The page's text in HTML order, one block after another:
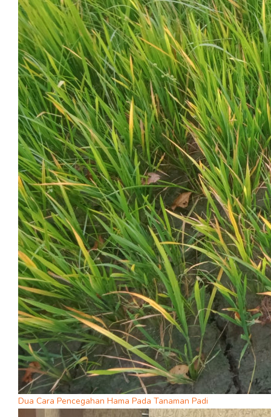
Dua Cara Pencegahan Hama Pada Tanaman Padi